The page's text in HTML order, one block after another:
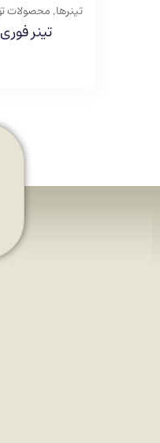
تینرها, محصولات
تینر فوری ۳۰۰۰۰ شبرنگ